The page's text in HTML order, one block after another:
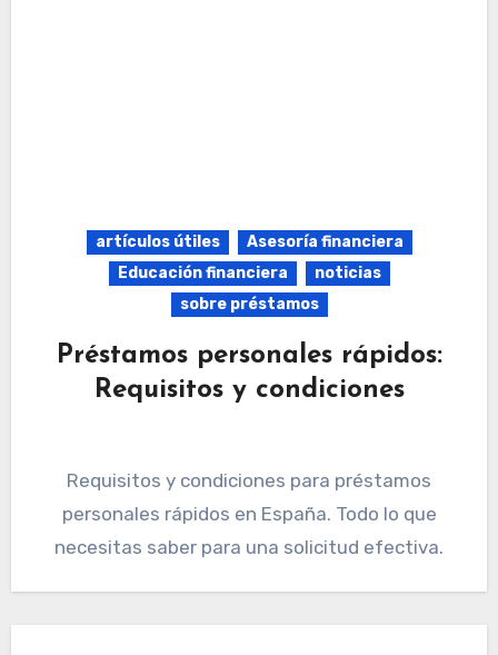
artículos útiles
Asesoría financiera
Educación financiera
noticias
sobre préstamos
Préstamos personales rápidos:
Requisitos y condiciones
Requisitos y condiciones para préstamos
personales rápidos en España. Todo lo que
necesitas saber para una solicitud efectiva.